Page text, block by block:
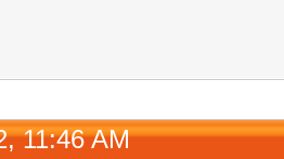
11:46 AM